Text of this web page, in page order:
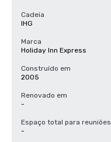
Cadeia
IHG
Marca
Holiday Inn Express
Construído em
2005
Renovado em
-
Espaço total para reuniões
-